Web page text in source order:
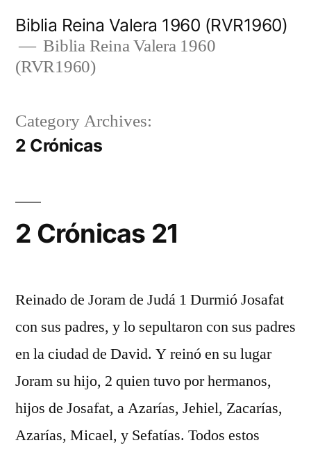
content
Biblia Reina Valera 1960 (RVR1960)
Biblia Reina Valera 1960
(RVR1960)
Category Archives:
2 Crónicas
2 Crónicas 21
Reinado de Joram de Judá 1 Durmió Josafat
con sus padres, y lo sepultaron con sus padres
en la ciudad de David. Y reinó en su lugar
Joram su hijo, 2 quien tuvo por hermanos,
hijos de Josafat, a Azarías, Jehiel, Zacarías,
Azarías, Micael, y Sefatías. Todos estos